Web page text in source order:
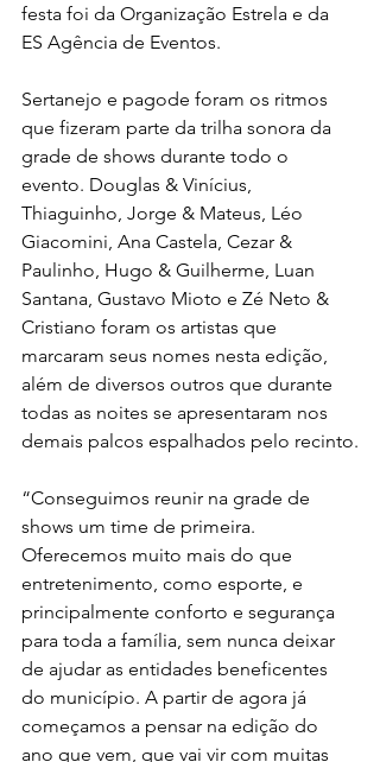
festa foi da Organização Estrela e da
ES Agência de Eventos.
Sertanejo e pagode foram os ritmos
que fizeram parte da trilha sonora da
grade de shows durante todo o
evento. Douglas & Vinícius,
Thiaguinho, Jorge & Mateus, Léo
Giacomini, Ana Castela, Cezar &
Paulinho, Hugo & Guilherme, Luan
Santana, Gustavo Mioto e Zé Neto &
Cristiano foram os artistas que
marcaram seus nomes nesta edição,
além de diversos outros que durante
todas as noites se apresentaram nos
demais palcos espalhados pelo recinto.
“Conseguimos reunir na grade de
shows um time de primeira.
Oferecemos muito mais do que
entretenimento, como esporte, e
principalmente conforto e segurança
para toda a família, sem nunca deixar
de ajudar as entidades beneficentes
do município. A partir de agora já
começamos a pensar na edição do
ano que vem, que vai vir com muitas